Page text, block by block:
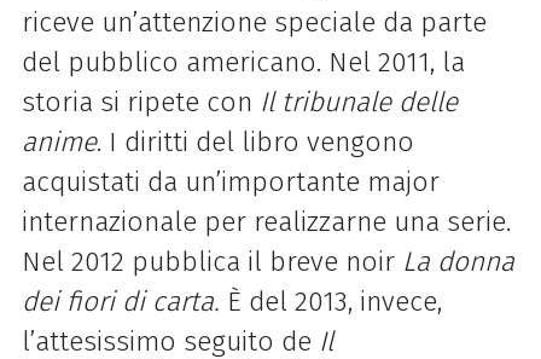
riceve un’attenzione speciale da parte
del pubblico americano. Nel 2011, la
storia si ripete con Il tribunale delle
anime. I diritti del libro vengono
acquistati da un’importante major
internazionale per realizzarne una serie.
Nel 2012 pubblica il breve noirLa donna
dei fiori di carta. È del 2013, invece,
l’attesissimo seguito de Il